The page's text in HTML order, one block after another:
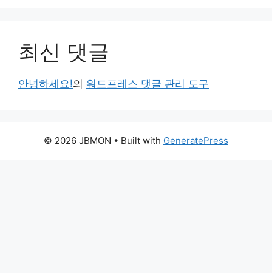
최신 댓글
안녕하세요!의 워드프레스 댓글 관리 도구
© 2026 JBMON • Built with GeneratePress